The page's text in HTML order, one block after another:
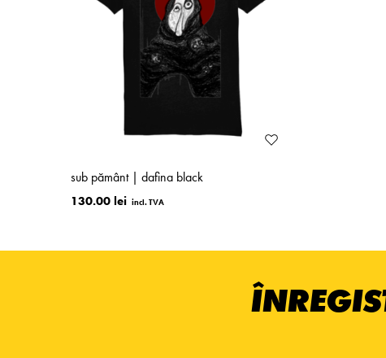
sub pământ | dafina black
130.00 lei